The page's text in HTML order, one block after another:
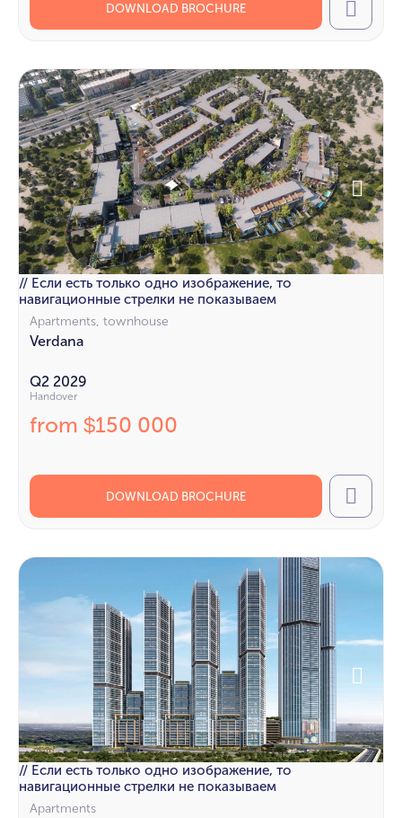
DOWNLOAD BROCHURE Call
// Если есть только одно изображение, то
навигационные стрелки не показываем
Apartments, townhouse
Verdana
Q2 2029
Handover
from $150 000
DOWNLOAD BROCHURE Call
// Если есть только одно изображение, то
навигационные стрелки не показываем
Apartments